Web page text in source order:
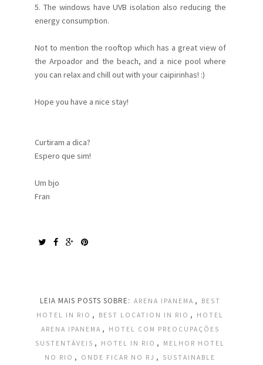
5. The windows have UVB isolation also reducing the
energy consumption.
Not to mention the rooftop which has a great view of
the Arpoador and the beach, and a nice pool where
you can relax and chill out with your caipirinhas! :)
Hope you have a nice stay!
Curtiram a dica?
Espero que sim!
Um bjo
Fran
LEIA MAIS POSTS SOBRE: ARENA IPANEMA ,
BEST
HOTEL IN RIO , BEST LOCATION IN RIO ,
HOTEL
ARENA IPANEMA ,
HOTEL COM PREOCUPAÇÕES
SUSTENTÁVEIS , HOTEL IN RIO ,
MELHOR HOTEL
NO RIO , ONDE FICAR NO RJ ,
SUSTAINABLE